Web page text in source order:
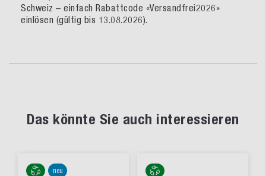
Schweiz – einfach Rabattcode «Versandfrei2026»
einlösen (gültig bis 13.08.2026).
Das könnte Sie auch interessieren
neu